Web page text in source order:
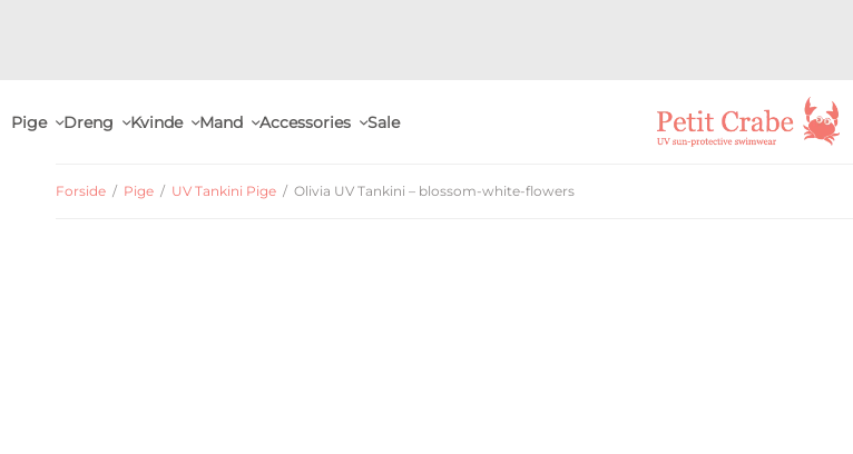
Pige Dreng Kvinde Mand Accessories Sale
Forside / Pige / UV Tankini Pige / Olivia UV Tankini – blossom-white-flowers